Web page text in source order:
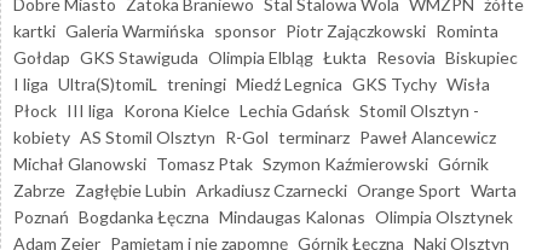
kartki Galeria Warmińska sponsor Piotr Zajączkowski Rominta
Gołdap GKS Stawiguda Olimpia Elbląg Łukta Resovia Biskupiec
I liga Ultra(S)tomiL treningi Miedź Legnica GKS Tychy Wisła
Płock III liga Korona Kielce Lechia Gdańsk Stomil Olsztyn -
kobiety AS Stomil Olsztyn R-Gol terminarz Paweł Alancewicz
Michał Glanowski Tomasz Ptak Szymon Kaźmierowski Górnik
Zabrze Zagłębie Lubin Arkadiusz Czarnecki Orange Sport Warta
Poznań Bogdanka Łęczna Mindaugas Kalonas Olimpia Olsztynek
Adam Zejer Pamiętam i nie zapomnę Górnik Łęczna Naki Olsztyn